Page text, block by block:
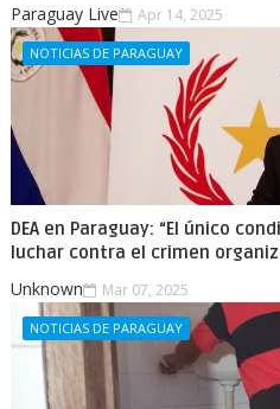
Paraguay Live Apr 14, 2025
NOTICIAS DE PARAGUAY
DEA en Paraguay: “El único
luchar contra el crimen
Unknown Mar 07, 2025
NOTICIAS DE PARAGUAY